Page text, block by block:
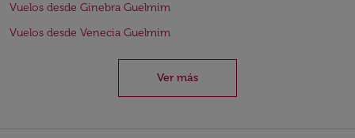
Vuelos desde Ginebra Guelmim
Vuelos desde Venecia Guelmim
Ver más